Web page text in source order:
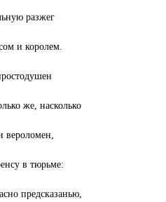
разжег
и королем.
же, насколько
в тюрьме:
предсказанью,